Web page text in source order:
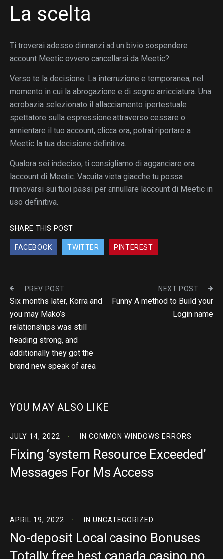
La scelta
Ti troverai adesso dinnanzi ad un bivio sospendere
account Meetic ovvero cancellarsi da Meetic?
Verso te la decisione. La interruzione e temporanea, nel
momento in cui la abrogazione e di segno arricciatura. Una
acrobazia selezionato il allacciamento ipertestuale
spettatore sulla espressione attraverso cessare o
annientare il tuo account, clicca ora, potrai riportare a
Meetic la tua decisione definitiva.
Qualora sei indeciso, ti consigliamo di agganciare ora
laccount di Meetic. Vacuita vieta giacche tu possa
rinnovarsi sui tuoi passi per annullare laccount di Meetic in
uso definitiva.
SHARE THIS POST
FACEBOOK TWITTER PINTEREST
PREV POST
Six months later, Korra and
you may Mako’s
relationships was still
heading strong, and
additionally they got the
brand new speak of area
NEXT POST
Funny A method to Build your
Login name
YOU MAY ALSO LIKE
JULY 14, 2022 IN COMMON WINDOWS ERRORS
Fixing ‘system Resource Exceeded’
Messages For Ms Access
APRIL 19, 2022 IN UNCATEGORIZED
No-deposit Local casino Bonuses
Totally free best canada casino no